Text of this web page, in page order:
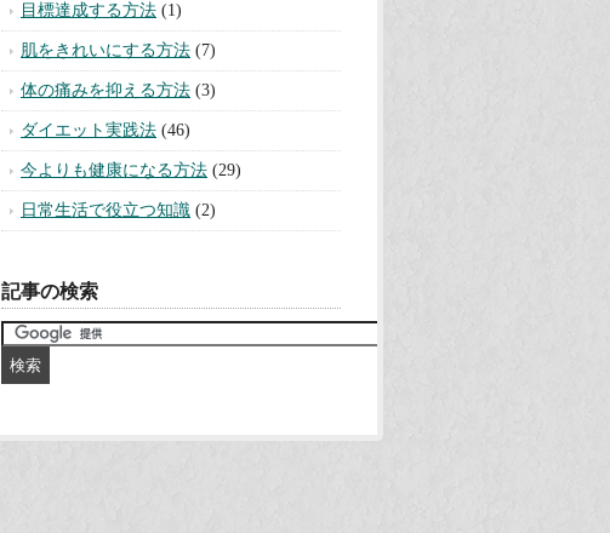
目標達成する方法 (1)
肌をきれいにする方法 (7)
体の痛みを抑える方法 (3)
ダイエット実践法 (46)
今よりも健康になる方法 (29)
日常生活で役立つ知識 (2)
記事の検索